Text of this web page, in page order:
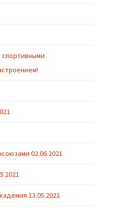
спортивными
02.06.2021
13.05.2021